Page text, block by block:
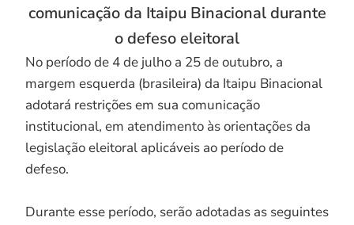
comunicação da Itaipu Binacional durante
o defeso eleitoral
No período de 4 de julho a 25 de outubro, a
margem esquerda (brasileira) da Itaipu Binacional
adotará restrições em sua comunicação
institucional, em atendimento às orientações da
legislação eleitoral aplicáveis ao período de
defeso.
Durante esse período, serão adotadas as seguintes